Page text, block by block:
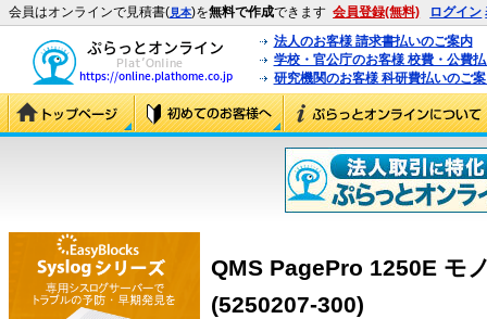
会員はオンラインで見積書(見本)を無料で作成できます 会員登録(無料) ログイン
法人のお客様 請求書払いのご案内
学校・官公庁のお客様 校費・公費
研究機関のお客様 科研費払いのご
QMS PagePro 1250E モ
(5250207-300)